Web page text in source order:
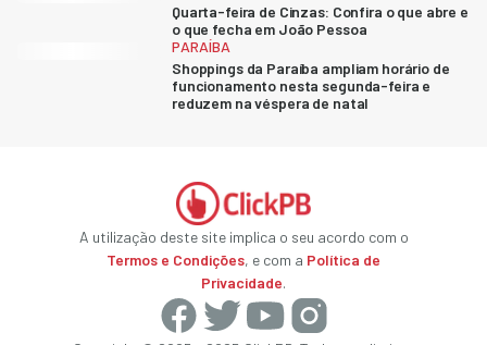
Quarta-feira de Cinzas: Confira o que abre e
o que fecha em João Pessoa
PARAÍBA
Shoppings da Paraíba ampliam horário de
funcionamento nesta segunda-feira e
reduzem na véspera de natal
A utilização deste site implica o seu acordo com o
Termos e Condições, e com a Política de
Privacidade.